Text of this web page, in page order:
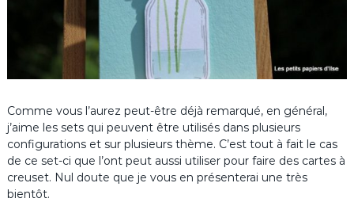
Comme vous l’aurez peut-être déjà remarqué, en général,
j’aime les sets qui peuvent être utilisés dans plusieurs
configurations et sur plusieurs thème. C’est tout à fait le cas
de ce set-ci que l’ont peut aussi utiliser pour faire des cartes à
creuset. Nul doute que je vous en présenterai une très
bientôt.